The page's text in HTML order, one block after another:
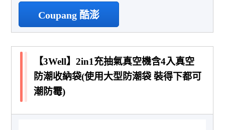
Coupang 酷澎
【3Well】2in1充抽氣真空機含4入真空
防潮收納袋(使用大型防潮袋 裝得下都可
潮防霉)